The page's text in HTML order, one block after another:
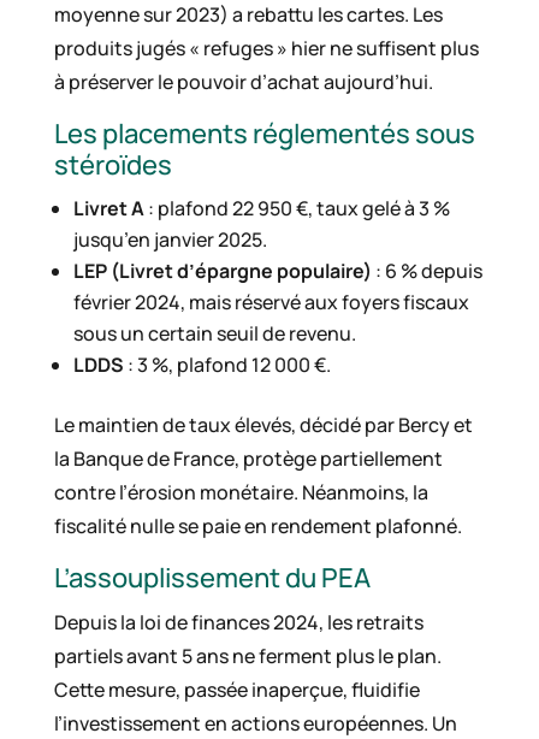
moyenne sur 2023) a rebattu les cartes. Les
produits jugés « refuges » hier ne suffisent plus
à préserver le pouvoir d’achat aujourd’hui.
Les placements réglementés sous
stéroïdes
Livret A: plafond 22 950 €, taux gelé à 3 %
jusqu’en janvier 2025.
LEP (Livret d’épargne populaire) : 6 % depuis
février 2024, mais réservé aux foyers fiscaux
sous un certain seuil de revenu.
LDDS : 3 %, plafond 12 000 €.
Le maintien de taux élevés, décidé par Bercy et
la Banque de France, protège partiellement
contre l’érosion monétaire. Néanmoins, la
fiscalité nulle se paie en rendement plafonné.
L’assouplissement du PEA
Depuis la loi de finances 2024, les retraits
partiels avant 5 ans ne ferment plus le plan.
Cette mesure, passée inaperçue, fluidifie
l’investissement en actions européennes. Un